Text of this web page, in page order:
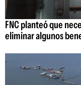
FNC planteó que
eliminar algunos